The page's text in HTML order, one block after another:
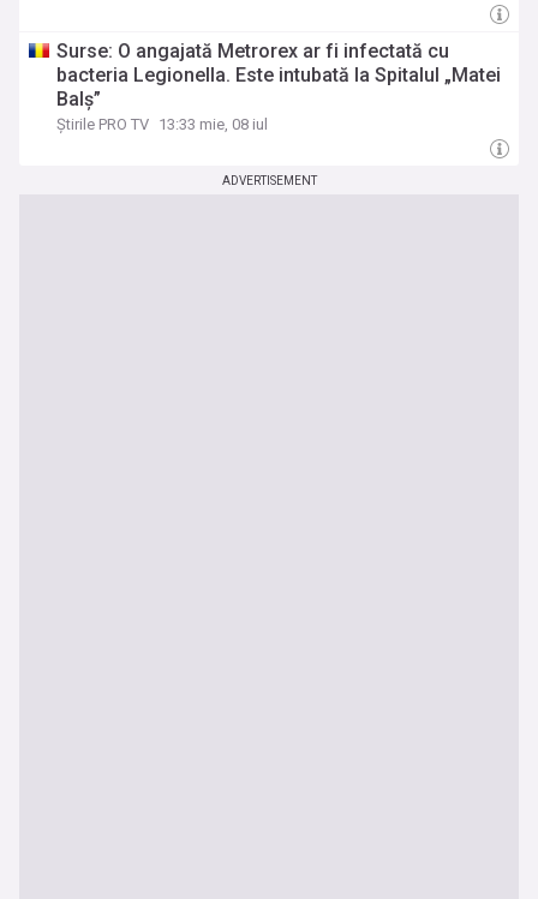
Surse: O angajată Metrorex ar fi infectată cu
bacteria Legionella. Este intubată la Spitalul „Matei
Balș”
Știrile PRO TV 13:33 mie, 08 iul
ADVERTISEMENT